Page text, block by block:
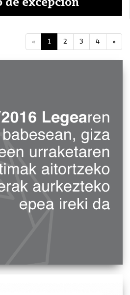
« 1 2 3 4 »